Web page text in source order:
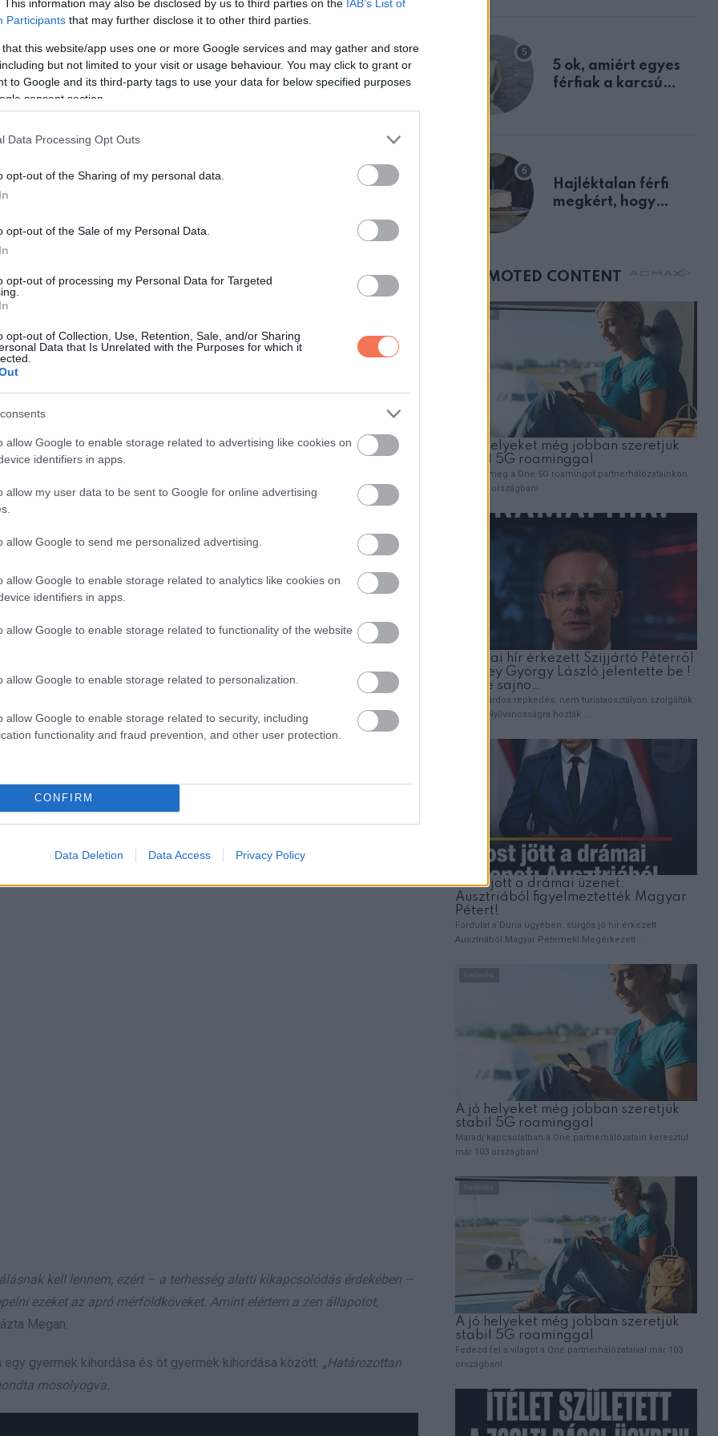
This information may also be disclosed by us to third parties on the IAB’s List of
Participants that may further disclose it to other third parties.
that this website/app uses one or more Google services and may gather and store
but not limited to your visit or usage behaviour. You may click to grant or
to Google and its third-party tags to use your data for below specified purposes
consent section.
Data Processing Opt Outs
opt-out of the Sharing of my personal data.
opt-out of the Sale of my Personal Data.
opt-out of processing my Personal Data for Targeted
opt-out of Collection, Use, Retention, Sale, and/or Sharing
Data that Is Unrelated with the Purposes for which it
allow Google to enable storage related to advertising like cookies on
identifiers in apps.
allow my user data to be sent to Google for online advertising
allow Google to send me personalized advertising.
allow Google to enable storage related to analytics like cookies on
identifiers in apps.
allow Google to enable storage related to functionality of the website
allow Google to enable storage related to personalization.
allow Google to enable storage related to security, including
functionality and fraud prevention, and other user protection.
CONFIRM
Data Deletion Data Access Privacy Policy
„Nem lehetek terhes, mert magamtól még soha nem volt peteérésem”.” De
volt. De aztán kiderült, hogy öt gyermekünk lesz, és erre
azt mondták neki, hogy csak egy szívhang van jelen, és hogy mind
Annyira megdöbbentem: az ultrahangos attól félt, hogy megsebez a
remegek, mert most mondta, hogy öt babám lesz”.” Az ultrahang
időre van szükségem, hogy az otthonomtól távol feldolgozzam a hírt.
a sarokban és sírtam”– mesélte Megan.
kell lennem, ezért – a terhesség alatti kikapcsolódás érdekében –
ezeket az apró mérföldköveket. Amint elértem a zen állapotot,
Megan.
gyermek kihordása és öt gyermek kihordása között: „Határozottan
mosolyogva.
5 ok, amiért egyes
férfiak a karcsú
Hajléktalan férfi
megkért, hogy
mellettem ült az első